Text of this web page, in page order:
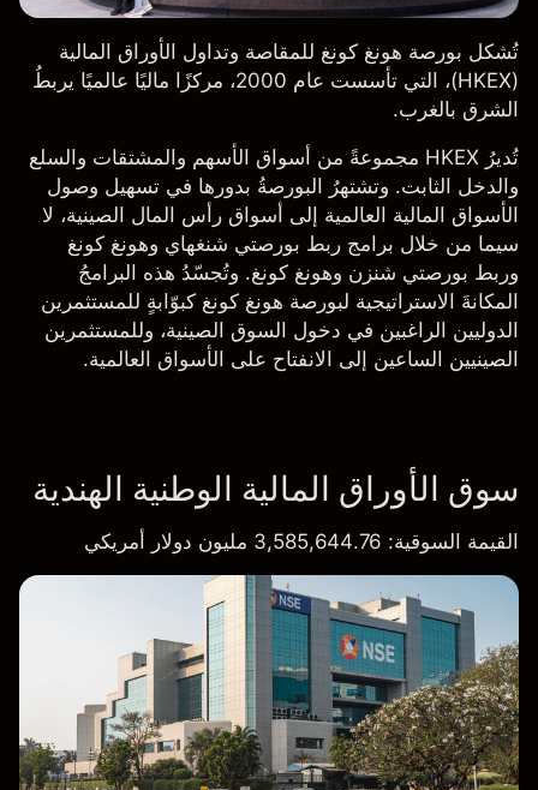
تُشكل بورصة هونغ كونغ للمقاصة وتداول الأوراق المالية
(HKEX)، التي تأسست عام 2000، مركزًا ماليًا عالميًا يربطُ
الشرق بالغرب.
تُديرُ HKEX مجموعةً من أسواق الأسهم والمشتقات والسلع
والدخل الثابت. وتشتهرُ البورصةُ بدورها في تسهيل وصول
الأسواق المالية العالمية إلى أسواق رأس المال الصينية، لا
سيما من خلال برامج ربط بورصتي شنغهاي وهونغ كونغ
وربط بورصتي شنزن وهونغ كونغ. وتُجسّدُ هذه البرامجُ
المكانةَ الاستراتيجية لبورصة هونغ كونغ كبوّابةٍ للمستثمرين
الدوليين الراغبين في دخول السوق الصينية، وللمستثمرين
الصينيين الساعين إلى الانفتاح على الأسواق العالمية.
سوق الأوراق المالية الوطنية الهندية
القيمة السوقية: 3,585,644.76 مليون دولار أمريكي